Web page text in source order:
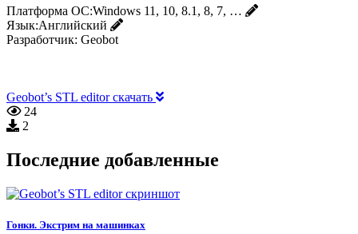
Платформа ОС:Windows 11, 10, 8.1, 8, 7, …
Язык:Английский
Разработчик: Geobot
Geobot’s STL editor скачать
24
2
Последние добавленные
Гонки. Экстрим на машинках